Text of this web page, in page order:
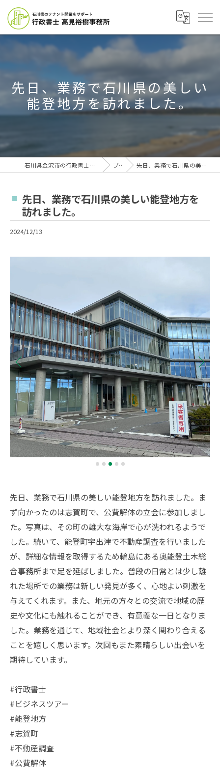
先日、業務で石川県の美しい
能登地方を訪れました。
石川県金沢市の行政書士なら行政書士高見裕樹事務所 ブログ 先日、業務で石川県の美しい能登地方を訪れました。
先日、業務で石川県の美しい能登地方を
訪れました。
2024/12/13
先日、業務で石川県の美しい能登地方を訪れました。ま
ず向かったのは志賀町で、公費解体の立会に参加しまし
た。写真は、その町の雄大な海岸で心が洗われるようで
した。続いて、能登町宇出津で不動産調査を行いました
が、詳細な情報を取得するため輪島にある奥能登土木総
合事務所まで足を延ばしました。普段の日常とは少し離
れた場所での業務は新しい発見が多く、心地よい刺激を
与えてくれます。また、地元の方々との交流で地域の歴
史や文化にも触れることができ、有意義な一日となりま
した。業務を通じて、地域社会とより深く関わり合える
ことを嬉しく思います。次回もまた素晴らしい出会いを
期待しています。
#行政書士
#ビジネスツアー
#能登地方
#志賀町
#不動産調査
#公費解体